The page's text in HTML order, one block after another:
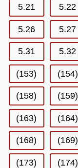
5.21 5.22
5.26 5.27
5.31 5.32
(153) (154)
(158) (159)
(163) (164)
(168) (169)
(173) (174)